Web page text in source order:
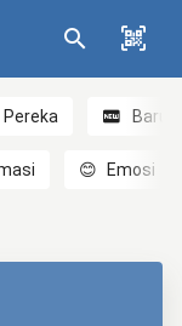
Pereka Baru
😊 Emosi